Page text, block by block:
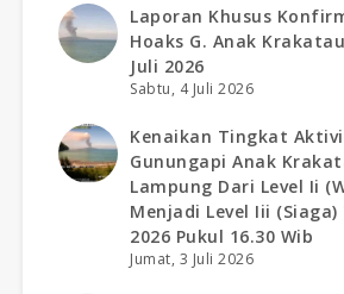
Laporan Khusus
Hoaks G. Anak
Juli 2026
Sabtu, 4 Juli 2026
Kenaikan Tingkat
Gunungapi Anak
Lampung Dari Level Ii
Menjadi Level Iii
2026 Pukul 16.30 Wib
Jumat, 3 Juli 2026